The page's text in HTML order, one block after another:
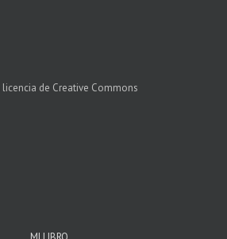
licencia de Creative Commons